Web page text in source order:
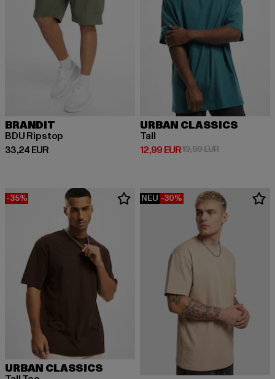
BRANDIT
BDU Ripstop
33,24 EUR
Derzeitiger Preis: 33,24 EUR
URBAN CLASSICS
Tall
12,99 EUR
Derzeitiger Preis: 12,99 EUR
19,99 EURAktionspreis:
-35%
URBAN CLASSICS
NEU -30%